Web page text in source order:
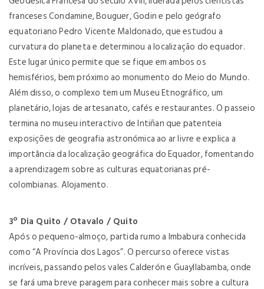
franceses Condamine, Bouguer, Godin e pelo geógrafo
equatoriano Pedro Vicente Maldonado, que estudou a
curvatura do planeta e determinou a localização do equador.
Este lugar único permite que se fique em ambos os
hemisférios, bem próximo ao monumento do Meio do Mundo.
Além disso, o complexo tem um Museu Etnográfico, um
planetário, lojas de artesanato, cafés e restaurantes. O passeio
termina no museu interactivo de Intiñan que patenteia
exposições de geografia astronómica ao ar livre e explica a
importância da localização geográfica do Equador, fomentando
a aprendizagem sobre as culturas equatorianas pré-
colombianas. Alojamento.
3º Dia Quito / Otavalo / Quito
Após o pequeno-almoço, partida rumo a Imbabura conhecida
como “A Província dos Lagos”. O percurso oferece vistas
incríveis, passando pelos vales Calderón e Guayllabamba, onde
se fará uma breve paragem para conhecer mais sobre a cultura